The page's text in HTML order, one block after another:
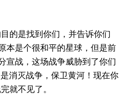
是找到你们，并告诉你们
本是个很和平的星球，但是前
宣战，这场战争威胁到了你们
消灭战争，保卫黄河！现在你
就不见了。